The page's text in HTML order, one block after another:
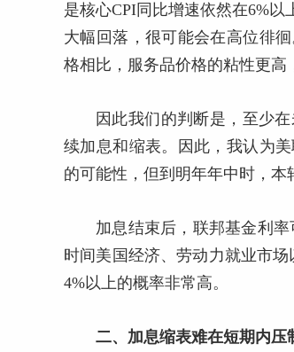
是核心CPI同比增速依然在6%
大幅回落，很可能会在高位徘
格相比，服务品价格的粘性更高
因此我们的判断是，至少
续加息和缩表。因此，我认为
的可能性，但到明年年中时，本
加息结束后，联邦基金利
时间美国经济、劳动力就业市
4%以上的概率非常高。
二、加息缩表难在短期内压